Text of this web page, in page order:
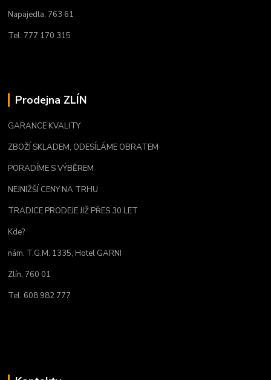
Napajedla, 763 61
Tel. 777 170 315
Prodejna ZLÍN
GARANCE KVALITY
ZBOŽÍ SKLADEM, ODESÍLÁME OBRATEM
PORADÍME S VÝBĚREM
NEJNIŽŠÍ CENY NA TRHU
TRADICE PRODEJE JIŽ PŘES 30 LET
Kde?
nám. T.G.M. 1335, Hotel GARNI
Zlín, 760 01
Tel. 608 982 777